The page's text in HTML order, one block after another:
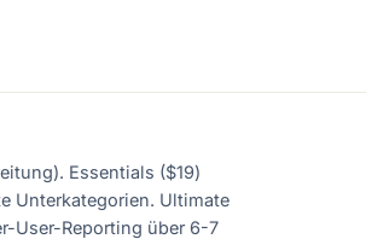
Essentials ($19)
Unterkategorien. Ultimate
User-Reporting über 6-7